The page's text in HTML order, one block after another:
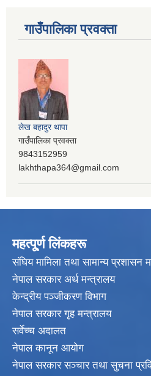
गाउँपालिका प्रवक्ता
लेख बहादुर थापा
गाउँपालिका प्रवक्ता
9843152959
lakhthapa364@gmail.com
महत्पू्र्ण लिंकहरू
संघिय मामिला तथा सामान्य प्रशासन
नेपाल सरकार अर्थ मन्त्रालय
केन्द्रीय पञ्जीकरण विभाग
नेपाल सरकार गृह मन्त्रालय
सर्वेच्च अदालत
नेपाल कानून आयोग
नेपाल सरकार सञ्चार तथा सुचना